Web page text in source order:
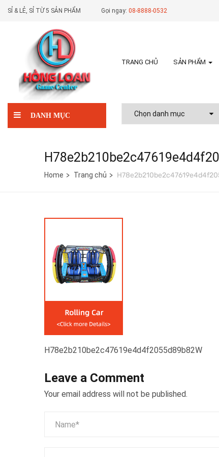
SỈ & LẺ, SỈ TỪ 5 SẢN PHẨM Gọi ngay: 08-8888-0532
TRANG CHỦ SẢN PHẨM
DANH MỤC
Home Trang chủ
H78e2b210be2c47619e4d4f2055d89b82W
Leave a Comment
Your email address will not be published.